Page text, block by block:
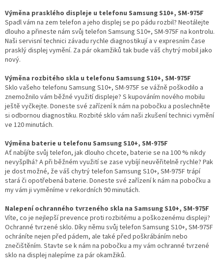
Výměna prasklého displeje u telefonu Samsung S10+, SM-975F
Spadl vám na zem telefon a jeho displej se po pádu rozbil? Neotálejte
dlouho a přineste nám svůj telefon Samsung S10+, SM-975F na kontrolu.
Naši servisní technici závadu rychle diagnostikují a v expresním čase
prasklý displej vymění. Za pár okamžiků tak bude váš chytrý mobil jako
nový.
Výměna rozbitého skla u telefonu Samsung S10+, SM-975F
Sklo vašeho telefonu Samsung S10+, SM-975F se vážně poškodilo a
znemožnilo vám běžné využití displeje? S kupováním nového mobilu
ještě vyčkejte. Doneste své zařízení k nám na pobočku a poslechněte
si odbornou diagnostiku. Rozbité sklo vám naši zkušení technici vymění
ve 120 minutách.
Výměna baterie u telefonu Samsung S10+, SM-975F
Ať nabíjíte svůj telefon, jak dlouho chcete, baterie se na 100 % nikdy
nevyšplhá? A při běžném využití se zase vybíjí neuvěřitelně rychle? Pak
je dost možné, že váš chytrý telefon Samsung S10+, SM-975F trápí
stará či opotřebená baterie. Doneste své zařízení k nám na pobočku a
my vám ji vyměníme v rekordních 90 minutách.
Nalepení ochranného tvrzeného skla na Samsung S10+, SM-975F
Víte, co je nejlepší prevence proti rozbitému a poškozenému displeji?
Ochranné tvrzené sklo. Díky němu svůj telefon Samsung S10+, SM-975F
ochráníte nejen před pádem, ale také před poškrábáním nebo
znečištěním. Stavte se k nám na pobočku a my vám ochranné tvrzené
sklo na displej nalepíme za pár okamžiků.